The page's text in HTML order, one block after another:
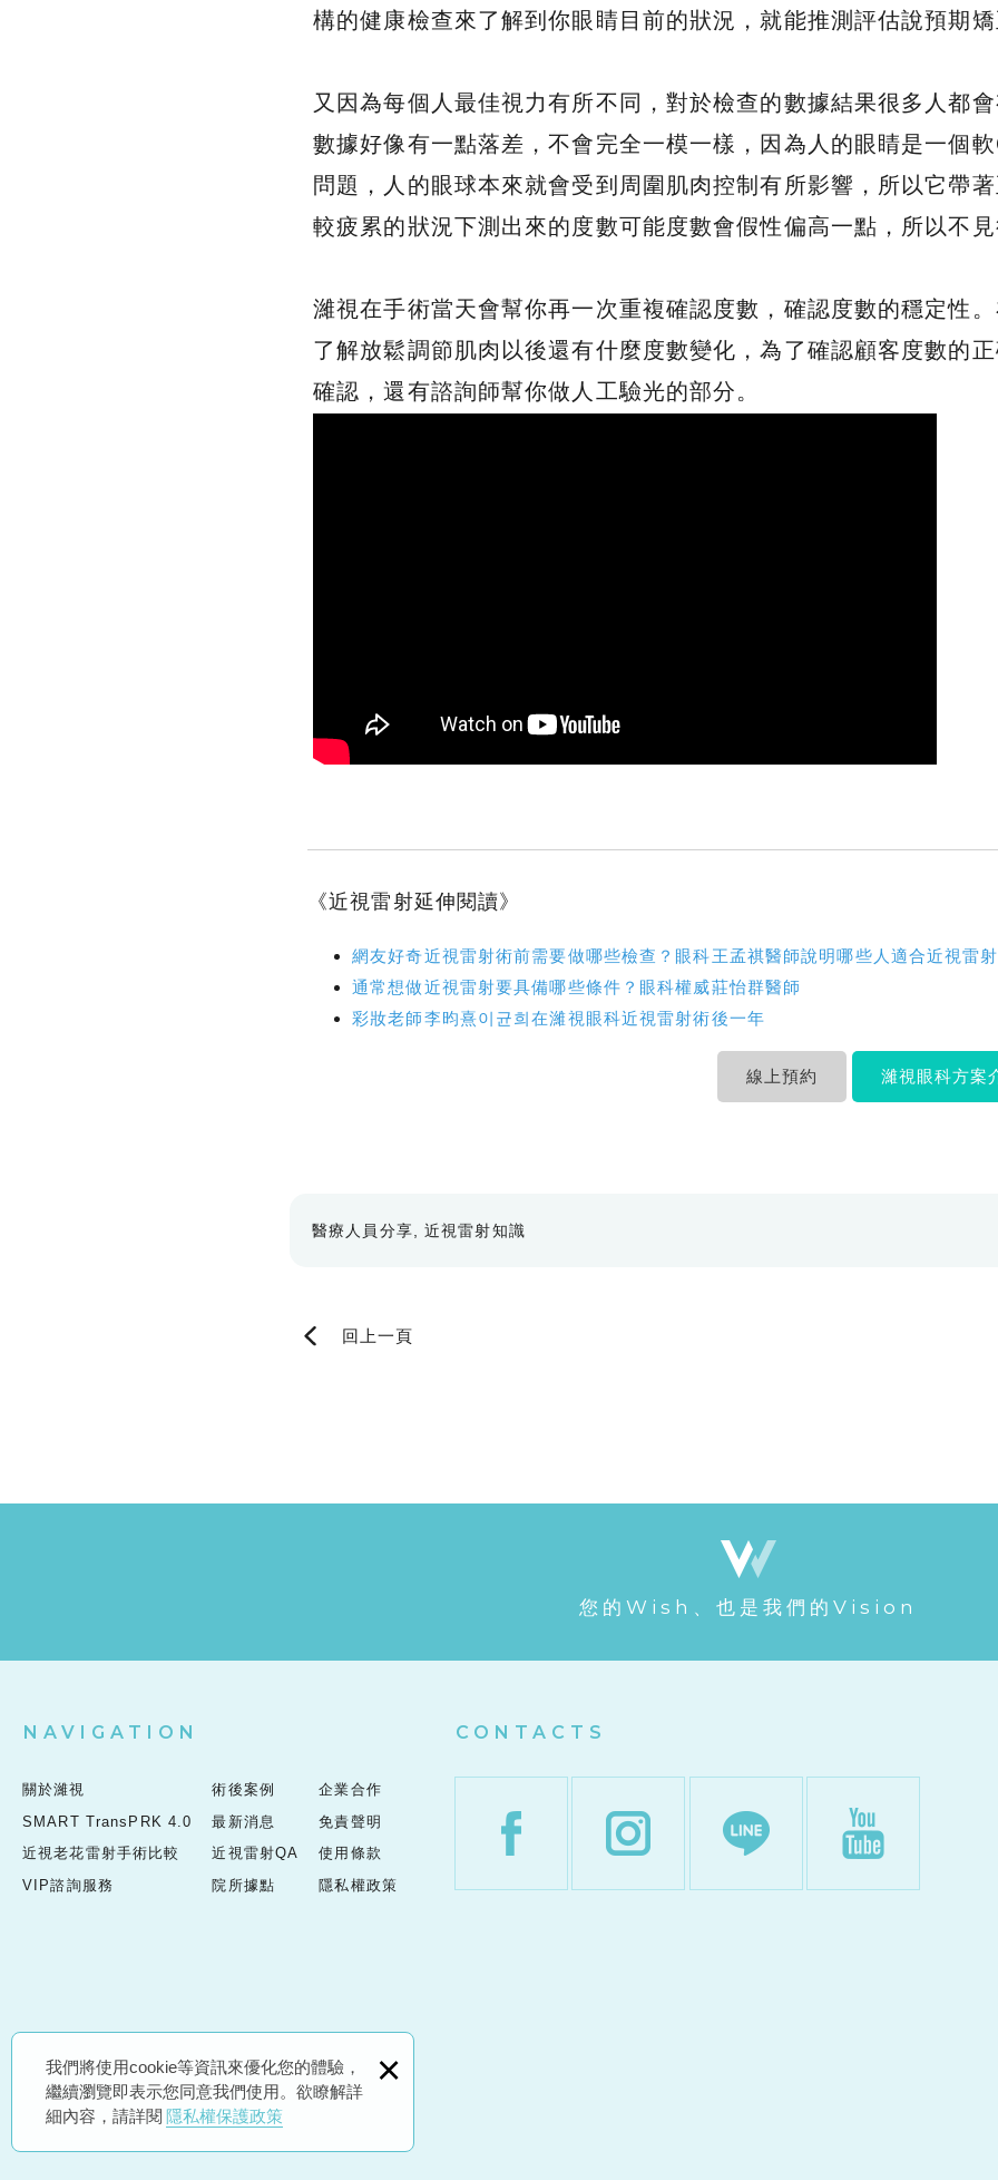
我們將使用cookie等資訊來優化您的體驗，
繼續瀏覽即表示您同意我們使用。欲瞭解詳
細內容，請詳閱 隱私權保護政策
×
構的健康檢查來了解到你眼睛目前的狀況，就能推測評估說預期
又因為每個人最佳視力有所不同，對於檢查的數據結果很多人都
數據好像有一點落差，不會完全一模一樣，因為人的眼睛是一個
問題，人的眼球本來就會受到周圍肌肉控制有所影響，所以它帶
較疲累的狀況下測出來的度數可能度數會假性偏高一點，所以不
濰視在手術當天會幫你再一次重複確認度數，確認度數的穩定性
了解放鬆調節肌肉以後還有什麼度數變化，為了確認顧客度數的
確認，還有諮詢師幫你做人工驗光的部分。
《近視雷射延伸閱讀》
網友好奇近視雷射術前需要做哪些檢查？眼科王孟祺醫師說明哪些人適合近視雷射
通常想做近視雷射要具備哪些條件？眼科權威莊怡群醫師
彩妝老師李昀熹이균희在濰視眼科近視雷射術後一年
線上預約 濰視眼科方案
醫療人員分享 近視雷射知識
回上一頁
您的Wish、也是我們的Vision
NAVIGATION
關於濰視
SMART TransPRK 4.0
近視老花雷射手術比較
VIP諮詢服務
術後案例
最新消息
近視雷射QA
院所據點
企業合作
免責聲明
使用條款
隱私權政策
CONTACTS